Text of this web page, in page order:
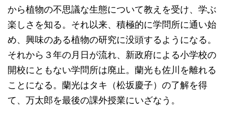
から植物の不思議な生態について教えを受け、学ぶ
楽しさを知る。それ以来、積極的に学問所に通い始
め、興味のある植物の研究に没頭するようになる。
それから３年の月日が流れ、新政府による小学校の
開校にともない学問所は廃止。蘭光も佐川を離れる
ことになる。蘭光はタキ（松坂慶子）の了解を得
て、万太郎を最後の課外授業にいざなう。